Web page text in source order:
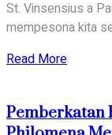
St. Vinsensius a
mempesona kita
Read Moreabout
Terus
Pemberkatan